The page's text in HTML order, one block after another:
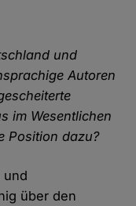
und
Autoren
im Wesentlichen
Position dazu?
und
über den